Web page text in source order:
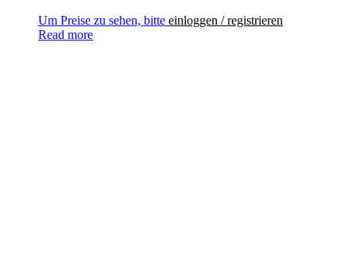
Um Preise zu sehen, bitte einloggen / registrieren
Read more